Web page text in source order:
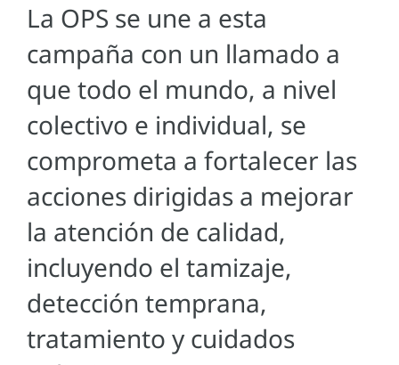
La OPS se une a esta
campaña con un llamado a
que todo el mundo, a nivel
colectivo e individual, se
comprometa a fortalecer las
acciones dirigidas a mejorar
la atención de calidad,
incluyendo el tamizaje,
detección temprana,
tratamiento y cuidados